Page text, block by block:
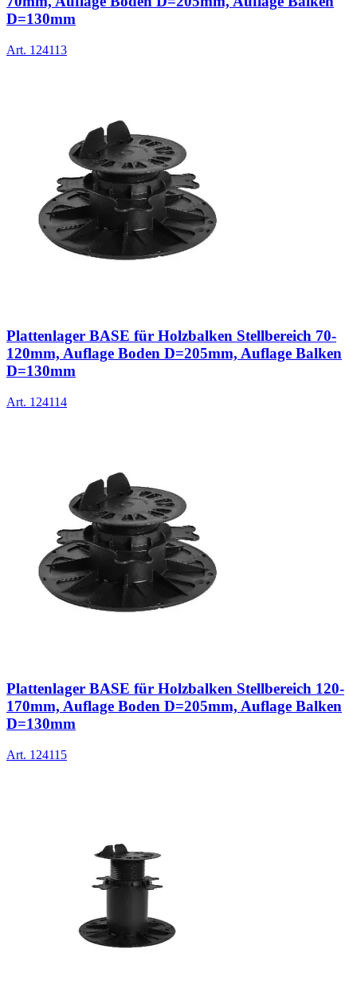
D=130mm
Art. 124113
Plattenlager BASE für Holzbalken Stellbereich 70-
120mm, Auflage Boden D=205mm, Auflage Balken
D=130mm
Art. 124114
Plattenlager BASE für Holzbalken Stellbereich 120-
170mm, Auflage Boden D=205mm, Auflage Balken
D=130mm
Art. 124115